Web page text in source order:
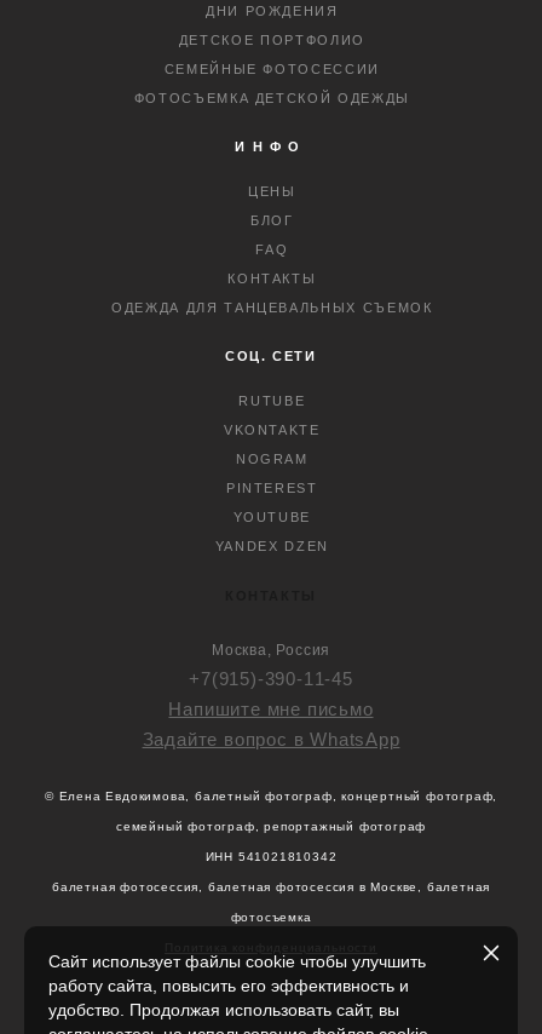
ДНИ РОЖДЕНИЯ
ДЕТСКОЕ ПОРТФОЛИО
СЕМЕЙНЫЕ ФОТОСЕССИИ
ФОТОСЪЕМКА ДЕТСКОЙ ОДЕЖДЫ
ИНФО
ЦЕНЫ
БЛОГ
FAQ
КОНТАКТЫ
ОДЕЖДА ДЛЯ ТАНЦЕВАЛЬНЫХ СЪЕМОК
СОЦ. СЕТИ
RUTUBE
VKONTAKTE
NOGRAM
PINTEREST
YOUTUBE
YANDEX DZEN
Москва, Россия
+7(915)-390-11-45
Напишите мне письмо
Задайте вопрос в WhatsApp
© Елена Евдокимова, балетный фотограф, концертный фотограф,
семейный фотограф, репортажный фотограф
ИНН 541021810342
балетная фотосессия, балетная фотосессия в Москве, балетная
фотосъемка
Сайт использует файлы cookie чтобы улучшить
работу сайта, повысить его эффективность и
удобство. Продолжая использовать сайт, вы